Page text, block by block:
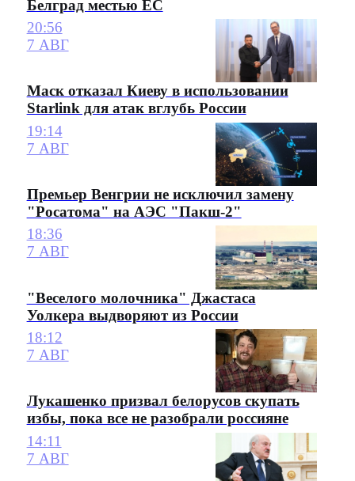
Белград местью ЕС
20:56
7 АВГ
Маск отказал Киеву в использовании
Starlink для атак вглубь России
19:14
7 АВГ
Премьер Венгрии не исключил замену
"Росатома" на АЭС "Пакш-2"
18:36
7 АВГ
"Веселого молочника" Джастаса
Уолкера выдворяют из России
18:12
7 АВГ
Лукашенко призвал белорусов скупать
избы, пока все не разобрали россияне
14:11
7 АВГ